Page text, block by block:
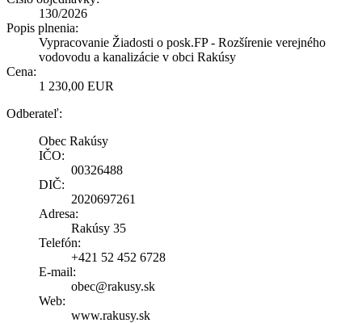
130/2026
Popis plnenia:
Vypracovanie Žiadosti o posk.FP - Rozšírenie verejného
vodovodu a kanalizácie v obci Rakúsy
Cena:
1 230,00 EUR
Odberateľ:
Obec Rakúsy
IČO:
00326488
DIČ:
2020697261
Adresa:
Rakúsy 35
Telefón:
+421 52 452 6728
E-mail:
obec@rakusy.sk
Web:
www.rakusy.sk